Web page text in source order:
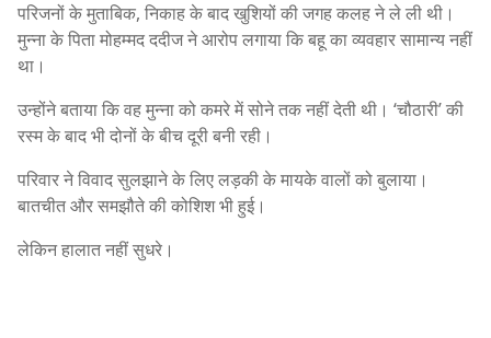
परिजनों के मुताबिक, निकाह के बाद खुशियों की जगह कलह ने ले ली थी।
मुन्ना के पिता मोहम्मद ददीज ने आरोप लगाया कि बहू का व्यवहार सामान्य नहीं
था।
उन्होंने बताया कि वह मुन्ना को कमरे में सोने तक नहीं देती थी। ‘चौठारी’ की
रस्म के बाद भी दोनों के बीच दूरी बनी रही।
परिवार ने विवाद सुलझाने के लिए लड़की के मायके वालों को बुलाया।
बातचीत और समझौते की कोशिश भी हुई।
लेकिन हालात नहीं सुधरे।